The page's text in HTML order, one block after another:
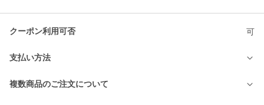
クーポン利用可否 可
支払い方法
複数商品のご注文について